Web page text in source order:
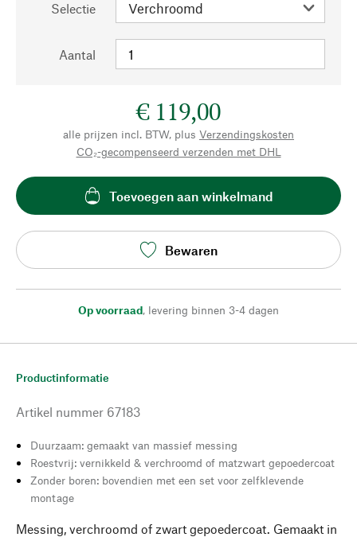
Selectie
Aantal
€ 119,00
alle prijzen incl. BTW, plus Verzendingskosten
CO₂-gecompenseerd verzenden met DHL
Toevoegen aan winkelmand
Bewaren
Op voorraad, levering binnen 3-4 dagen
Productinformatie
Artikel nummer 67183
Duurzaam: gemaakt van massief messing
Roestvrij: vernikkeld & verchroomd of matzwart gepoedercoat
Zonder boren: bovendien met een set voor zelfklevende
montage
Messing, verchroomd of zwart gepoedercoat. Gemaakt in